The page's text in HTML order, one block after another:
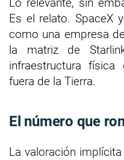
Lo relevante, sin
Es el relato. SpaceX
como una empresa
la matriz de
infraestructura
fuera de la Tierra.
El número que
La valoración